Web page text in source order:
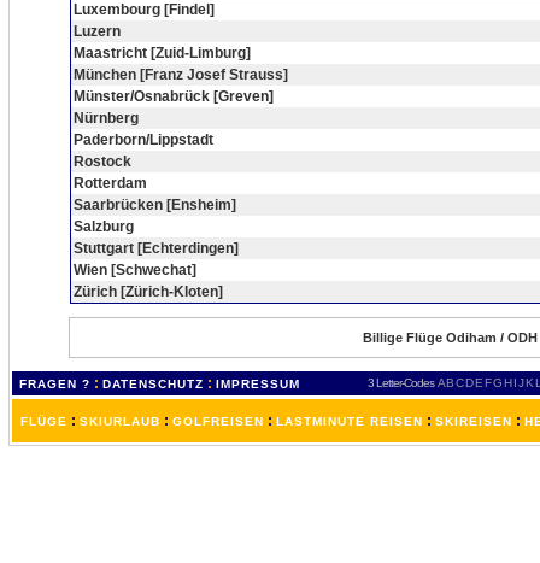
Luxembourg [Findel]
Luzern
Maastricht [Zuid-Limburg]
München [Franz Josef Strauss]
Münster/Osnabrück [Greven]
Nürnberg
Paderborn/Lippstadt
Rostock
Rotterdam
Saarbrücken [Ensheim]
Salzburg
Stuttgart [Echterdingen]
Wien [Schwechat]
Zürich [Zürich-Kloten]
Billige Flüge Odiham /
FRAGEN ? : DATENSCHUTZ : IMPRESSUM 3 Letter-Codes ABCDEFGH IJKL
FLÜGE : SKIURLAUB : GOLFREISEN : LASTMINUTE REISEN : SKIREISEN :